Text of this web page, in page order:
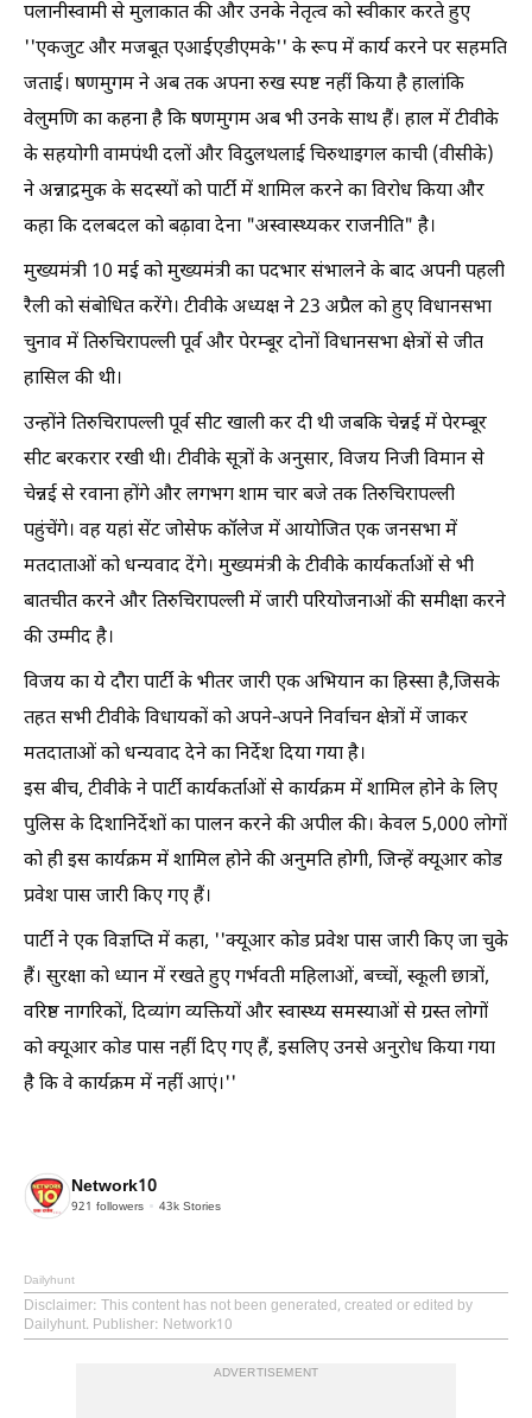
पलानीस्वामी से मुलाकात की और उनके नेतृत्व को स्वीकार करते हुए
''एकजुट और मजबूत एआईएडीएमके'' के रूप में कार्य करने पर सहमति
जताई। षणमुगम ने अब तक अपना रुख स्पष्ट नहीं किया है हालांकि
वेलुमणि का कहना है कि षणमुगम अब भी उनके साथ हैं। हाल में टीवीके
के सहयोगी वामपंथी दलों और विदुलथलाई चिरुथाइगल काची (वीसीके)
ने अन्नाद्रमुक के सदस्यों को पार्टी में शामिल करने का विरोध किया और
कहा कि दलबदल को बढ़ावा देना "अस्वास्थ्यकर राजनीति" है।
मुख्यमंत्री 10 मई को मुख्यमंत्री का पदभार संभालने के बाद अपनी पहली
रैली को संबोधित करेंगे। टीवीके अध्यक्ष ने 23 अप्रैल को हुए विधानसभा
चुनाव में तिरुचिरापल्ली पूर्व और पेरम्बूर दोनों विधानसभा क्षेत्रों से जीत
हासिल की थी।
उन्होंने तिरुचिरापल्ली पूर्व सीट खाली कर दी थी जबकि चेन्नई में पेरम्बूर
सीट बरकरार रखी थी। टीवीके सूत्रों के अनुसार, विजय निजी विमान से
चेन्नई से रवाना होंगे और लगभग शाम चार बजे तक तिरुचिरापल्ली
पहुंचेंगे। वह यहां सेंट जोसेफ कॉलेज में आयोजित एक जनसभा में
मतदाताओं को धन्यवाद देंगे। मुख्यमंत्री के टीवीके कार्यकर्ताओं से भी
बातचीत करने और तिरुचिरापल्ली में जारी परियोजनाओं की समीक्षा करने
की उम्मीद है।
विजय का ये दौरा पार्टी के भीतर जारी एक अभियान का हिस्सा है,जिसके
तहत सभी टीवीके विधायकों को अपने-अपने निर्वाचन क्षेत्रों में जाकर
मतदाताओं को धन्यवाद देने का निर्देश दिया गया है।
इस बीच, टीवीके ने पार्टी कार्यकर्ताओं से कार्यक्रम में शामिल होने के लिए
पुलिस के दिशानिर्देशों का पालन करने की अपील की। केवल 5,000 लोगों
को ही इस कार्यक्रम में शामिल होने की अनुमति होगी, जिन्हें क्यूआर कोड
प्रवेश पास जारी किए गए हैं।
पार्टी ने एक विज्ञप्ति में कहा, ''क्यूआर कोड प्रवेश पास जारी किए जा चुके
हैं। सुरक्षा को ध्यान में रखते हुए गर्भवती महिलाओं, बच्चों, स्कूली छात्रों,
वरिष्ठ नागरिकों, दिव्यांग व्यक्तियों और स्वास्थ्य समस्याओं से ग्रस्त लोगों
को क्यूआर कोड पास नहीं दिए गए हैं, इसलिए उनसे अनुरोध किया गया
है कि वे कार्यक्रम में नहीं आएं।''
Network10
921 followers 43k Stories
Dailyhunt
Disclaimer: This content has not been generated, created or edited by
Dailyhunt. Publisher: Network10
ADVERTISEMENT